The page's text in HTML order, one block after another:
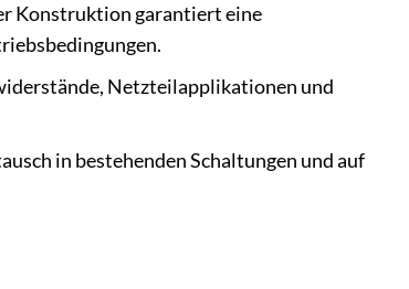
Konstruktion garantiert eine
Netzteilapplikationen und
in bestehenden Schaltungen und auf